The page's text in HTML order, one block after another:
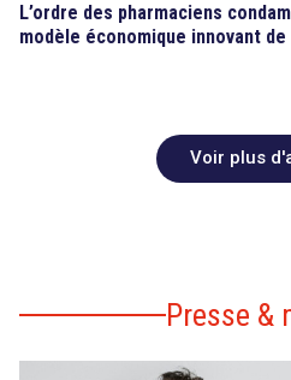
L’ordre des pharmaciens
modèle économique innovant de
Voir plus
Presse &